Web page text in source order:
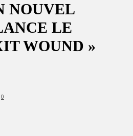
NOUVEL
LE
WOUND »
0